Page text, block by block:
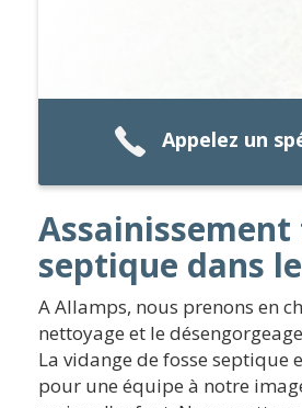
Appelez un
Assainissement
septique dans
A Allamps, nous prenons en
nettoyage et le
La vidange de fosse septique
pour une équipe à notre